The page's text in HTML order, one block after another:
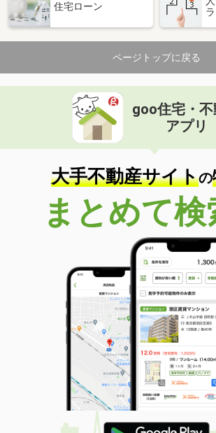
1,190万円
住 所
静岡県静岡市葵区岳
専有面積 64.11m²
間取り
3LDK
静岡県静岡市葵区鷹匠２
価 格
4,690万円
住 所
静岡県静岡市葵区鷹
専有面積 72.18m²
間取り
3LDK
静岡県伊東市富戸
価 格
280万円
静岡県伊東市富戸
68.86m²
間取り
3LDK
静岡県静岡市葵区上足洗３丁目
価 格
2,480万円
住 所
静岡県静岡市葵区上
専有面積 92.38m²
間取り
4LDK
静岡県静岡市葵区鷹匠２丁目
住宅ローン
ページトップに戻る
goo住宅・
アプリ
大手不動産サイトの
まとめて検